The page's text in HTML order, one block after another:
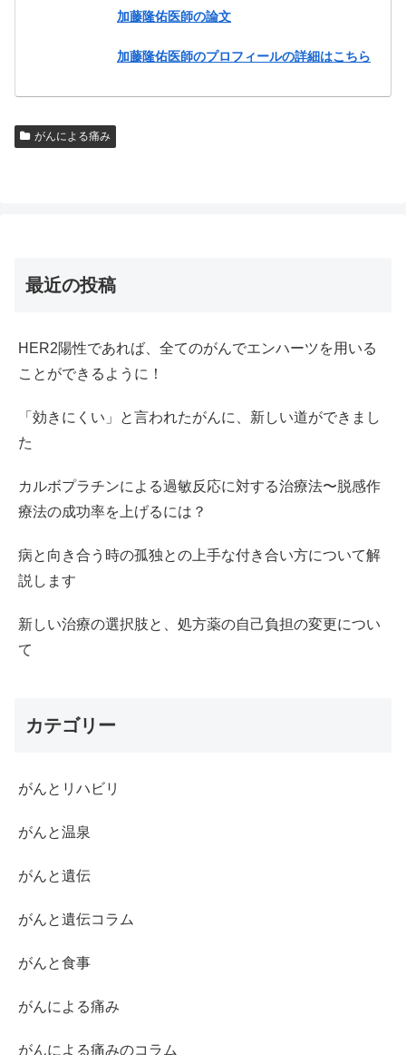
加藤隆佑医師の論文
加藤隆佑医師のプロフィールの詳細はこちら
がんによる痛み
最近の投稿
HER2陽性であれば、全てのがんでエンハーツを用いる
ことができるように！
「効きにくい」と言われたがんに、新しい道ができまし
た
カルボプラチンによる過敏反応に対する治療法〜脱感作
療法の成功率を上げるには？
病と向き合う時の孤独との上手な付き合い方について解
説します
新しい治療の選択肢と、処方薬の自己負担の変更につい
て
カテゴリー
がんとリハビリ
がんと温泉
がんと遺伝
がんと遺伝コラム
がんと食事
がんによる痛み
がんによる痛みのコラム